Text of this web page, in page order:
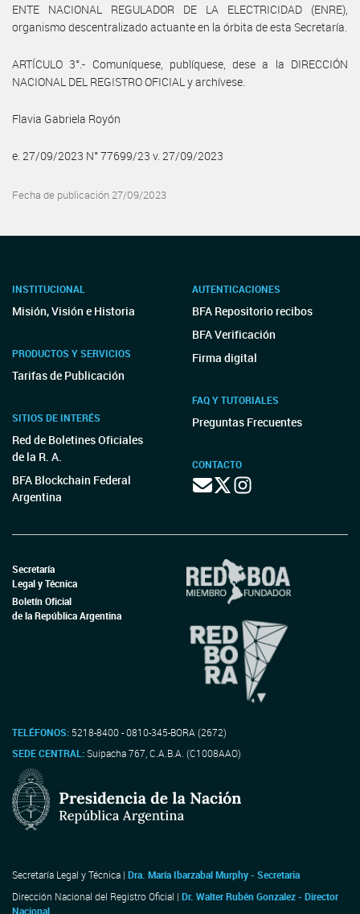
ENTE NACIONAL REGULADOR DE LA ELECTRICIDAD (ENRE),
organismo descentralizado actuante en la órbita de esta Secretaría.
ARTÍCULO 3°.- Comuníquese, publíquese, dese a la DIRECCIÓN
NACIONAL DEL REGISTRO OFICIAL y archívese.
Flavia Gabriela Royón
e. 27/09/2023 N° 77699/23 v. 27/09/2023
Fecha de publicación 27/09/2023
INSTITUCIONAL
Misión, Visión e Historia
PRODUCTOS Y SERVICIOS
Tarifas de Publicación
SITIOS DE INTERÉS
Red de Boletines Oficiales
de la R. A.
BFA Blockchain Federal
Argentina
AUTENTICACIONES
BFA Repositorio recibos
BFA Verificación
Firma digital
FAQ Y TUTORIALES
Preguntas Frecuentes
CONTACTO
Secretaría
Legal y Técnica
Boletín Oficial
de la República Argentina
TELÉFONOS: 5218-8400 - 0810-345-BORA (2672)
SEDE CENTRAL:Suipacha 767, C.A.B.A. (C1008AAO)
Secretaría Legal y Técnica | Dra. María Ibarzabal Murphy - Secretaria
Dirección Nacional del Registro Oficial | Dr. Walter Rubén Gonzalez - Director
Nacional